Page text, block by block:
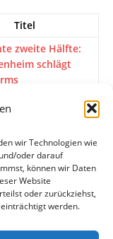
wir Technologien wie
oder darauf
können wir Daten
Website
oder zurückziehst,
werden.
Titel
zweite Hälfte:
schlägt
der Wormatia geht
rückt
Rot bei
in Mainz
Rechnung offen«